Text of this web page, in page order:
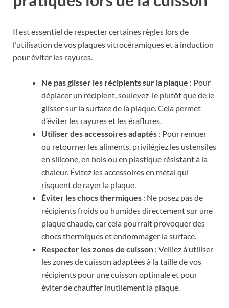
Il est essentiel de respecter certaines règles lors de
l’utilisation de vos plaques vitrocéramiques et à induction
pour éviter les rayures.
Ne pas glisser les récipients sur la plaque : Pour
déplacer un récipient, soulevez-le plutôt que de le
glisser sur la surface de la plaque. Cela permet
d’éviter les rayures et les éraflures.
Utiliser des accessoires adaptés : Pour remuer
ou retourner les aliments, privilégiez les ustensiles
en silicone, en bois ou en plastique résistant à la
chaleur. Évitez les accessoires en métal qui
risquent de rayer la plaque.
Éviter les chocs thermiques : Ne posez pas de
récipients froids ou humides directement sur une
plaque chaude, car cela pourrait provoquer des
chocs thermiques et endommager la surface.
Respecter les zones de cuisson : Veillez à utiliser
les zones de cuisson adaptées à la taille de vos
récipients pour une cuisson optimale et pour
éviter de chauffer inutilement la plaque.